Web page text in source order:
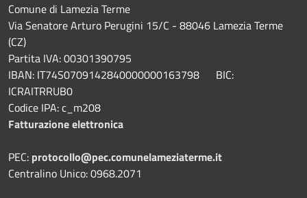
Comune di Lamezia Terme
Via Senatore Arturo Perugini 15/C - 88046 Lamezia Terme
(CZ)
Partita IVA: 00301390795
IBAN: IT74S0709142840000000163798 BIC:
ICRAITRRUB0
Codice IPA: c_m208
Fatturazione elettronica
PEC: protocollo@pec.comunelameziaterme.it
Centralino Unico: 0968.2071